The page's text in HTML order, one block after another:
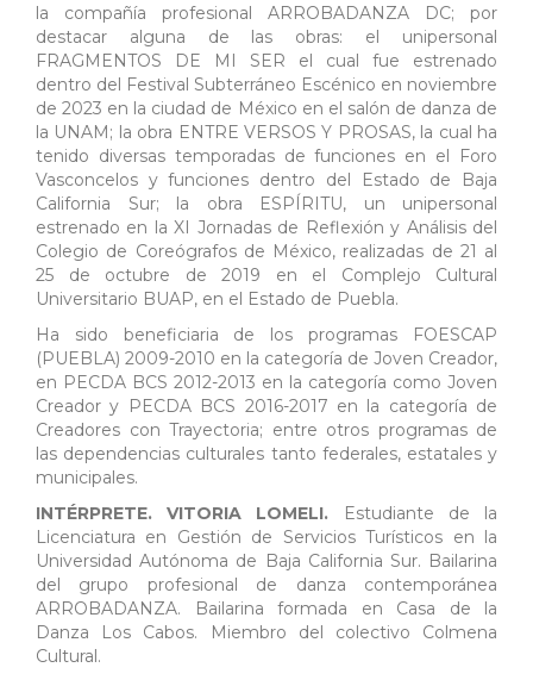
la compañía profesional ARROBADANZA DC; por
destacar alguna de las obras: el unipersonal
FRAGMENTOS DE MI SER el cual fue estrenado
dentro del Festival Subterráneo Escénico en noviembre
de 2023 en la ciudad de México en el salón de danza de
la UNAM; la obra ENTRE VERSOS Y PROSAS, la cual ha
tenido diversas temporadas de funciones en el Foro
Vasconcelos y funciones dentro del Estado de Baja
California Sur; la obra ESPÍRITU, un unipersonal
estrenado en la XI Jornadas de Reflexión y Análisis del
Colegio de Coreógrafos de México, realizadas de 21 al
25 de octubre de 2019 en el Complejo Cultural
Universitario BUAP, en el Estado de Puebla.
Ha sido beneficiaria de los programas FOESCAP
(PUEBLA) 2009-2010 en la categoría de Joven Creador,
en PECDA BCS 2012-2013 en la categoría como Joven
Creador y PECDA BCS 2016-2017 en la categoría de
Creadores con Trayectoria; entre otros programas de
las dependencias culturales tanto federales, estatales y
municipales.
INTÉRPRETE. VITORIA LOMELI.
Estudiante de la
Licenciatura en Gestión de Servicios Turísticos en la
Universidad Autónoma de Baja California Sur. Bailarina
del grupo profesional de danza contemporánea
ARROBADANZA. Bailarina formada en Casa de la
Danza Los Cabos. Miembro del colectivo Colmena
Cultural.